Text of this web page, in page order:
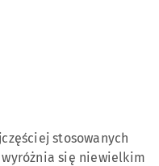
stosowanych
się niewielkim